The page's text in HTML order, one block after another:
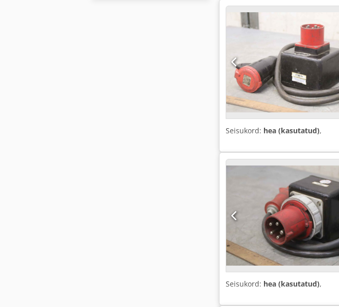
Seisukord: hea (kasutatud),
Seisukord: hea (kasutatud),